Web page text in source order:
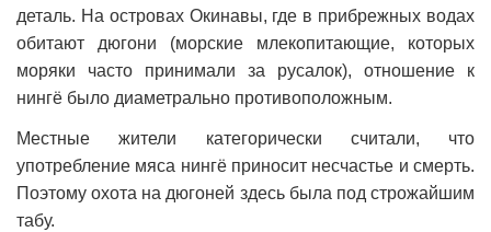
деталь. На островах Окинавы, где в прибрежных водах
обитают дюгони (морские млекопитающие, которых
моряки часто принимали за русалок), отношение к
нингё было диаметрально противоположным.
Местные жители категорически считали, что
употребление мяса нингё приносит несчастье и смерть.
Поэтому охота на дюгоней здесь была под строжайшим
табу.